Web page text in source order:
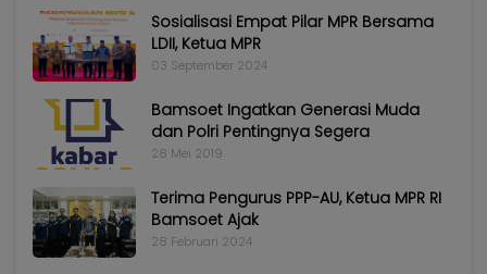
Sosialisasi Empat Pilar MPR Bersama
LDII, Ketua MPR
03 September 2024
Bamsoet Ingatkan Generasi Muda
dan Polri Pentingnya Segera
28 Mei 2019
Terima Pengurus PPP-AU, Ketua MPR RI
Bamsoet Ajak
28 Februari 2024